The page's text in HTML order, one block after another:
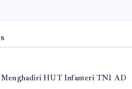
Menghadiri HUT Infanteri TNI AD